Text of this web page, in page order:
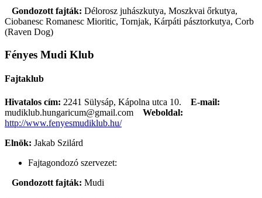
Gondozott fajták: Délorosz juhászkutya, Moszkvai őrkutya,
Ciobanesc Romanesc Mioritic, Tornjak, Kárpáti pásztorkutya, Corb
(Raven Dog)
Fényes Mudi Klub
Fajtaklub
Hivatalos cím: 2241 Sülysáp, Kápolna utca 10. E-mail:
mudiklub.hungaricum@gmail.com
Weboldal:
http://www.fenyesmudiklub.hu/
Elnök: Jakab Szilárd
Fajtagondozó szervezet:
Gondozott fajták: Mudi